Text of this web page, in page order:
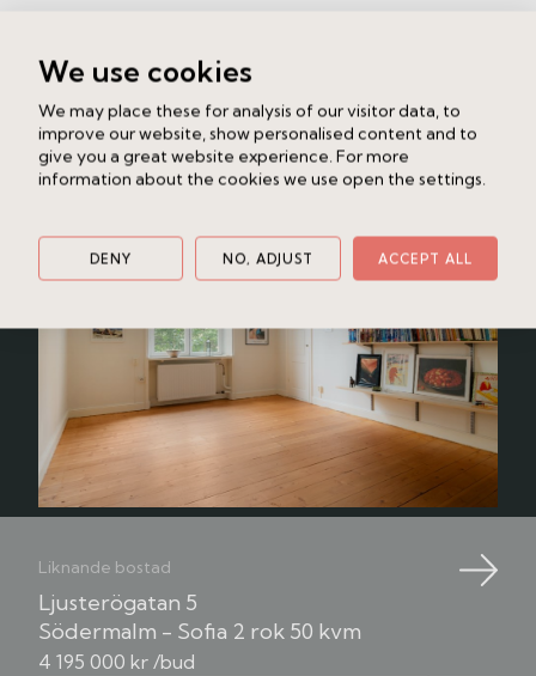
restaurangutbud.
Belägen på attraktivt läge i SoFo, med både
Nytorget, de trendigaste restaurangerna och mysig
grönska runt knuten. Optimalt hem för såväl den lilla
barnfamiljen som uppskattar bekvämlighet med bl.a.
öppna ytor för mingel och middagar. Välkomna hem!
Liknande bostad
Klippgatan 21
Södermalm 2 rok52.5 kvm
4 750 000 kr /Bud
Liknande bostad
Ljusterögatan 5
Södermalm - Sofia 2 rok 50 kvm
4 195 000 kr /bud
We use cookies
We may place these for analysis of our visitor data, to
improve our website, show personalised content and to
give you a great website experience. For more
information about the cookies we use open the settings.
DENY NO, ADJUST ACCEPT ALL